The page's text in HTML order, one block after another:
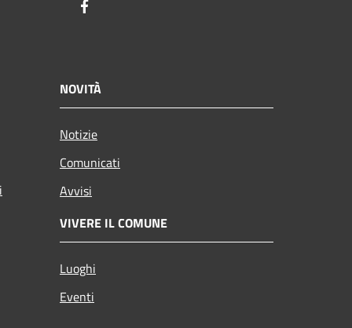
NOVITÀ
Notizie
Comunicati
Avvisi
VIVERE IL COMUNE
Luoghi
Eventi